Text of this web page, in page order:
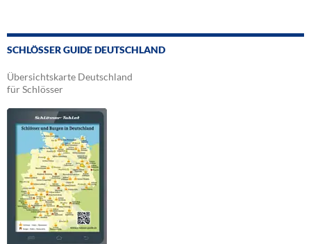
SCHLÖSSER GUIDE DEUTSCHLAND
Übersichtskarte Deutschland
für Schlösser